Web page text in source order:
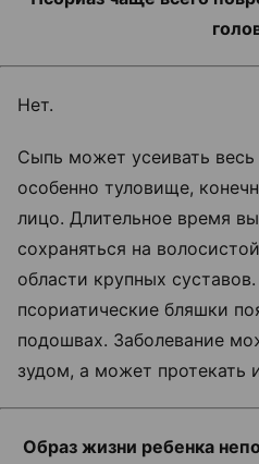
Нет.
Сыпь может усеивать
особенно туловище,
лицо. Длительное время
сохраняться на
области крупных
псориатические бляшки
подошвах. Заболевание
зудом, а может протекать
Образ жизни ребенка